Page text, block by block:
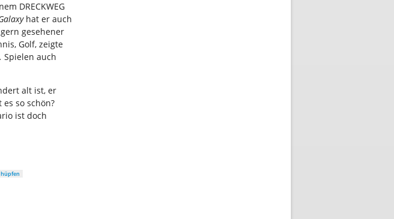
DRECKWEG
hat er auch
gesehener
Golf, zeigte
Spielen auch
alt ist, er
so schön?
ist doch